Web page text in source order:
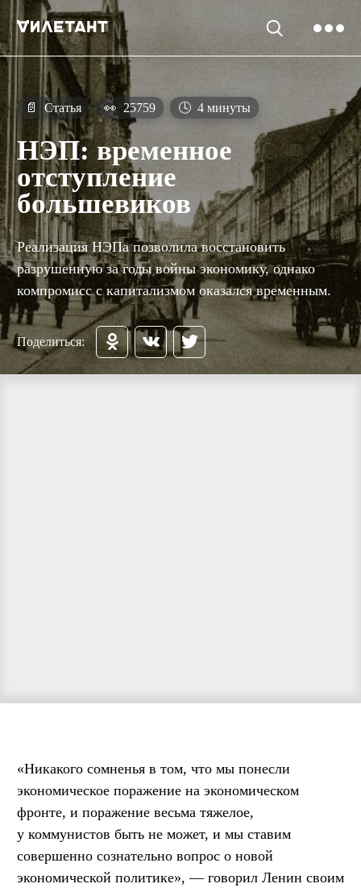
📄 Статья 👀 25759 🕓 4 минуты
НЭП: временное
отступление
большевиков
Реализация НЭПа позволила восстановить
разрушенную за годы войны экономику, однако
компромисс с капитализмом оказался временным.
Поделиться:
«Никакого сомненья в том, что мы понесли
экономическое поражение на экономическом
фронте, и поражение весьма тяжелое,
у коммунистов быть не может, и мы ставим
совершенно сознательно вопрос о новой
экономической политике», — говорил Ленин своим